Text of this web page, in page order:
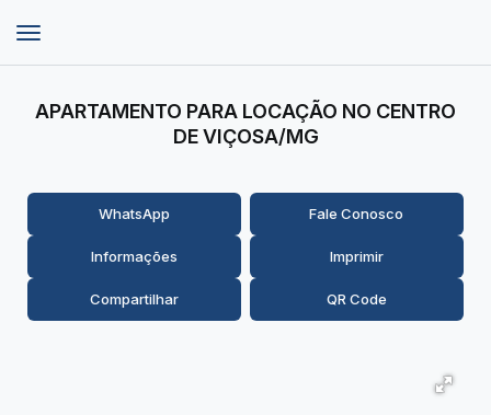
APARTAMENTO PARA LOCAÇÃO NO CENTRO
DE VIÇOSA/MG
WhatsApp Fale Conosco
Informações Imprimir
Compartilhar QR Code